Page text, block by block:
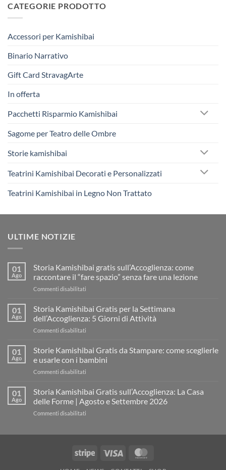
CATEGORIE PRODOTTO
Accessori per Kamishibai
Binario Narrativo
Gift Card StravagArte
In offerta
Pacchetti Risparmio Kamishibai
Sagome per Teatro delle Ombre
Storie kamishibai
Teatrini Kamishibai Decorati e Personalizzati
Teatrini Kamishibai in Legno Non Trattato
ULTIME NOTIZIE
01
Ago
Storia Kamishibai gratis sull’Accoglienza: come
raccontare il “fare spazio” senza fare una lezione
Commenti disabilitati
Kamishibai
sull’Accoglienza:
il
“fare
una
lezione
01
Ago
Storia Kamishibai Gratis per la Settimana
dell’Accoglienza: 5 Giorni di Attività
Commenti disabilitati
Kamishibai
per
dell’Accoglienza:
Giorni
01
Ago
Storie Kamishibai Gratis da Stampare: come sceglierle
e usarle con i bambini
Commenti disabilitati
Kamishibai
da
usarle
con
01
Ago
Storia Kamishibai Gratis sull’Accoglienza: La Casa
delle Forme | Agosto e Settembre 2026
Commenti disabilitati
La Stripe Visa